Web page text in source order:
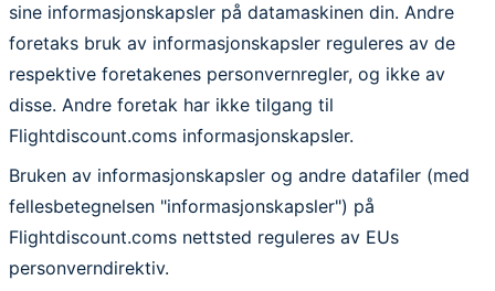
sine informasjonskapsler på datamaskinen din. Andre
foretaks bruk av informasjonskapsler reguleres av de
respektive foretakenes personvernregler, og ikke av
disse. Andre foretak har ikke tilgang til
Flightdiscount.coms informasjonskapsler.
Bruken av informasjonskapsler og andre datafiler (med
fellesbetegnelsen "informasjonskapsler") på
Flightdiscount.coms nettsted reguleres av EUs
personverndirektiv.